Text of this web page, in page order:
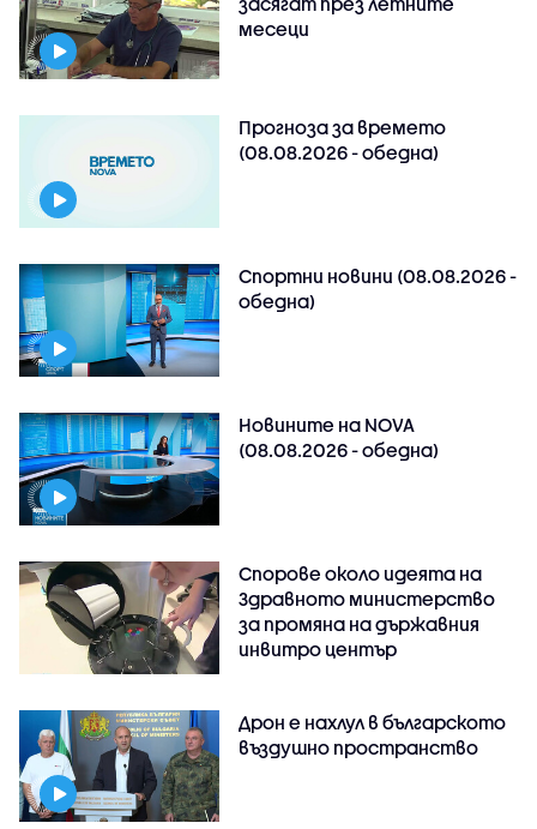
месеци
Прогноза за времето
(08.08.2026 - обедна)
Спортни новини (08.08.2026 -
обедна)
Новините на NOVA
(08.08.2026 - обедна)
Спорове около идеята на
Здравното министерство
за промяна на държавния
инвитро център
Дрон е нахлул в българското
въздушно пространство